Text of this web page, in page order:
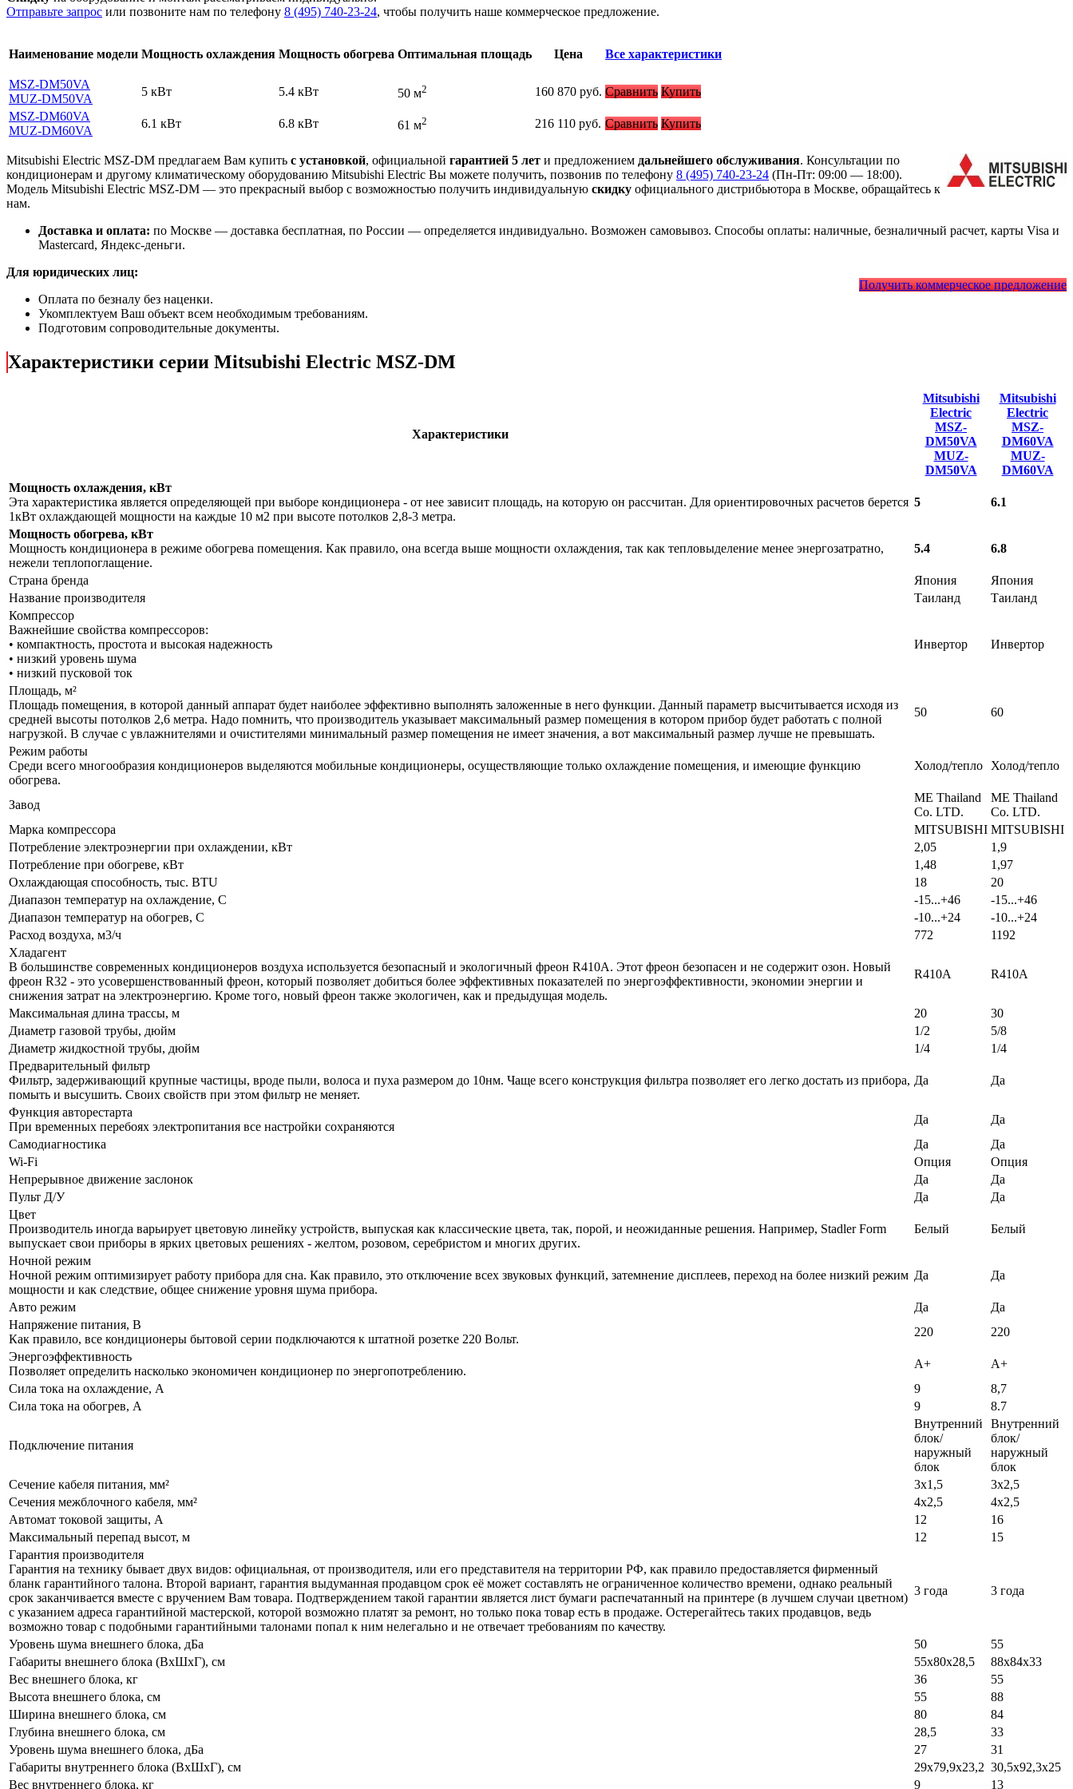
Отправьте запрос или позвоните нам по телефону 8 (495) 740-23-24, чтобы получить наше коммерческое предложение.
Наименование модели Мощность охлаждения Мощность обогрева Оптимальная площадь Цена Все характеристики
MSZ-DM50VA
MUZ-DM50VA
5 кВт 5.4 кВт 50 м2 160 870 руб. Сравнить Купить
MSZ-DM60VA
MUZ-DM60VA
6.1 кВт 6.8 кВт 61 м2 216 110 руб. Сравнить Купить
Mitsubishi Electric MSZ-DM предлагаем Вам купить с установкой, официальной гарантией 5 лет и предложением дальнейшего обслуживания. Консультации по
кондиционерам и другому климатическому оборудованию Mitsubishi Electric Вы можете получить, позвонив по телефону 8 (495) 740-23-24 (Пн-Пт: 09:00 — 18:00).
Модель Mitsubishi Electric MSZ-DM — это прекрасный выбор с возможностью получить индивидуальную скидку официального дистрибьютора в Москве, обращайтесь к
нам.
Доставка и оплата: по Москве — доставка бесплатная, по России — определяется индивидуально. Возможен самовывоз. Способы оплаты: наличные, безналичный расчет, карты Visa и
Mastercard, Яндекс-деньги.
Получить коммерческое предложение
Для юридических лиц:
Оплата по безналу без наценки.
Укомплектуем Ваш объект всем необходимым требованиям.
Подготовим сопроводительные документы.
Характеристики серии Mitsubishi Electric MSZ-DM
Характеристики
Mitsubishi
Electric
MSZ-
DM50VA
MUZ-
DM50VA
Mitsubishi
Electric
MSZ-
DM60VA
MUZ-
DM60VA
Мощность охлаждения, кВт
Эта характеристика является определяющей при выборе кондиционера - от нее зависит площадь, на которую он рассчитан. Для ориентировочных расчетов берется
1кВт охлаждающей мощности на каждые 10 м2 при высоте потолков 2,8-3 метра.
5 6.1
Мощность обогрева, кВт
Мощность кондиционера в режиме обогрева помещения. Как правило, она всегда выше мощности охлаждения, так как тепловыделение менее энергозатратно,
нежели теплопоглащение.
5.4 6.8
Страна бренда Япония
Япония
Название производителя
Таиланд
Таиланд
Компрессор
Важнейшие свойства компрессоров:
• компактность, простота и высокая надежность
• низкий уровень шума
• низкий пусковой ток
Инвертор Инвертор
Площадь, м²
Площадь помещения, в которой данный аппарат будет наиболее эффективно выполнять заложенные в него функции. Данный параметр высчитывается исходя из
средней высоты потолков 2,6 метра. Надо помнить, что производитель указывает максимальный размер помещения в котором прибор будет работать с полной
нагрузкой. В случае с увлажнителями и очистителями минимальный размер помещения не имеет значения, а вот максимальный размер лучше не превышать.
50 60
Режим работы
Среди всего многообразия кондиционеров выделяются мобильные кондиционеры, осуществляющие только охлаждение помещения, и имеющие функцию
обогрева.
Холод/тепло Холод/тепло
Завод
ME Thailand
Co. LTD.
ME Thailand
Co. LTD.
Марка компрессора
MITSUBISHI MITSUBISHI
Потребление электроэнергии при охлаждении, кВт
2,05
1,9
Потребление при обогреве, кВт
1,48
1,97
Охлаждающая способность, тыс. BTU
18
20
Диапазон температур на охлаждение, С
-15...+46
-15...+46
Диапазон температур на обогрев, С
-10...+24
-10...+24
Расход воздуха, м3/ч
772
1192
Хладагент
В большинстве современных кондиционеров воздуха используется безопасный и экологичный фреон R410A. Этот фреон безопасен и не содержит озон. Новый
фреон R32 - это усовершенствованный фреон, который позволяет добиться более эффективных показателей по энергоэффективности, экономии энергии и
снижения затрат на электроэнергию. Кроме того, новый фреон также экологичен, как и предыдущая модель.
R410A R410A
Максимальная длина трассы, м 20
30
Диаметр газовой трубы, дюйм
1/2
5/8
Диаметр жидкостной трубы, дюйм
1/4
1/4
Предварительный фильтр
Фильтр, задерживающий крупные частицы, вроде пыли, волоса и пуха размером до 10нм. Чаще всего конструкция фильтра позволяет его легко достать из прибора,
помыть и высушить. Своих свойств при этом фильтр не меняет.
Да Да
Функция авторестарта
При временных перебоях электропитания все настройки сохраняются
Да
Да
Самодиагностика
Да
Да
Wi-Fi
Опция
Опция
Непрерывное движение заслонок
Да
Да
Пульт Д/У
Да
Да
Цвет
Производитель иногда варьирует цветовую линейку устройств, выпуская как классические цвета, так, порой, и неожиданные решения. Например, Stadler Form
выпускает свои приборы в ярких цветовых решениях - желтом, розовом, серебристом и многих других.
Белый Белый
Ночной режим
Ночной режим оптимизирует работу прибора для сна. Как правило, это отключение всех звуковых функций, затемнение дисплеев, переход на более низкий режим
мощности и как следствие, общее снижение уровня шума прибора.
Да Да
Авто режим Да
Да
Напряжение питания, В
Как правило, все кондиционеры бытовой серии подключаются к штатной розетке 220 Вольт.
220
220
Энергоэффективность
Позволяет определить насколько экономичен кондиционер по энергопотреблению.
A+
A+
Сила тока на охлаждение, А
9
8,7
Сила тока на обогрев, А
9 8.7
Подключение питания
Внутренний
блок/
наружный
блок
Внутренний
блок/
наружный
блок
Сечение кабеля питания, мм²
3х1,5
3х2,5
Сечения межблочного кабеля, мм²
4х2,5
4х2,5
Автомат токовой защиты, А
12
16
Максимальный перепад высот, м
12
15
Гарантия производителя
Гарантия на технику бывает двух видов: официальная, от производителя, или его представителя на территории РФ, как правило предоставляется фирменный
бланк гарантийного талона. Второй вариант, гарантия выдуманная продавцом срок её может составлять не ограниченное количество времени, однако реальный
срок заканчивается вместе с вручением Вам товара. Подтверждением такой гарантии является лист бумаги распечатанный на принтере (в лучшем случаи цветном)
с указанием адреса гарантийной мастерской, которой возможно платят за ремонт, но только пока товар есть в продаже. Остерегайтесь таких продавцов, ведь
возможно товар с подобными гарантийными талонами попал к ним нелегально и не отвечает требованиям по качеству.
3 года 3 года
Уровень шума внешнего блока, дБа 50
55
Габариты внешнего блока (ВхШхГ), см
55х80х28,5
88х84х33
Вес внешнего блока, кг
36
55
Высота внешнего блока, см
55
88
Ширина внешнего блока, см
80
84
Глубина внешнего блока, см
28,5
33
Уровень шума внешнего блока, дБа
27
31
Габариты внутреннего блока (ВхШхГ), см
29х79,9х23,2 30,5х92,3х25
Вес внутреннего блока, кг
9 13